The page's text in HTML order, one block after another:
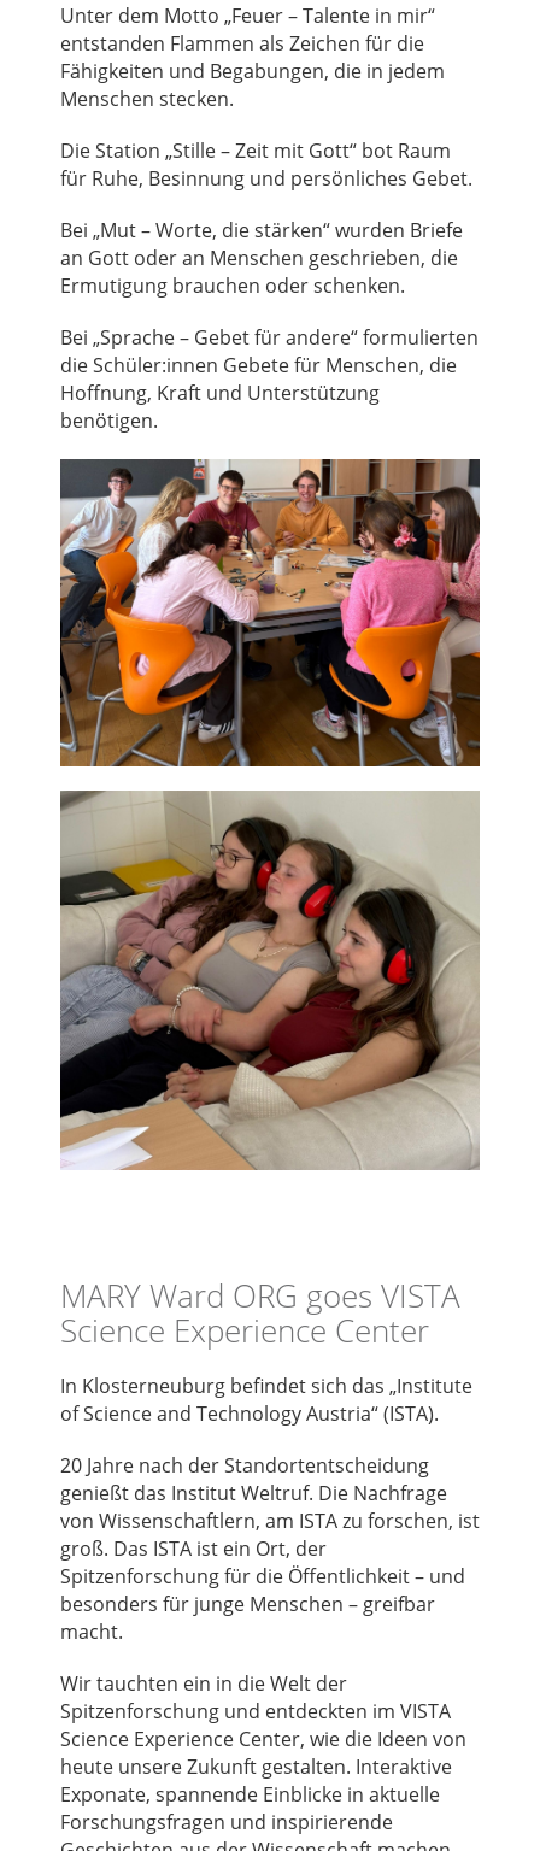
Unter dem Motto „Feuer – Talente in mir“
entstanden Flammen als Zeichen für die
Fähigkeiten und Begabungen, die in jedem
Menschen stecken.
Die Station „Stille – Zeit mit Gott“ bot Raum
für Ruhe, Besinnung und persönliches Gebet.
Bei „Mut – Worte, die stärken“ wurden Briefe
an Gott oder an Menschen geschrieben, die
Ermutigung brauchen oder schenken.
Bei „Sprache – Gebet für andere“ formulierten
die Schüler:innen Gebete für Menschen, die
Hoffnung, Kraft und Unterstützung
benötigen.
MARY Ward ORG goes VISTA
Science Experience Center
In Klosterneuburg befindet sich das „Institute
of Science and Technology Austria“ (ISTA).
20 Jahre nach der Standortentscheidung
genießt das Institut Weltruf. Die Nachfrage
von Wissenschaftlern, am ISTA zu forschen, ist
groß. Das ISTA ist ein Ort, der
Spitzenforschung für die Öffentlichkeit – und
besonders für junge Menschen – greifbar
macht.
Wir tauchten ein in die Welt der
Spitzenforschung und entdeckten im VISTA
Science Experience Center, wie die Ideen von
heute unsere Zukunft gestalten. Interaktive
Exponate, spannende Einblicke in aktuelle
Forschungsfragen und inspirierende